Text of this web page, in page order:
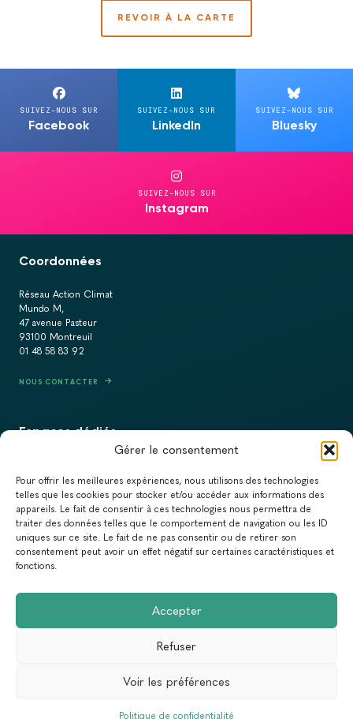
Gérer le consentement
Pour offrir les meilleures expériences, nous utilisons des technologies
telles que les cookies pour stocker et/ou accéder aux informations des
appareils. Le fait de consentir à ces technologies nous permettra de
traiter des données telles que le comportement de navigation ou les ID
uniques sur ce site. Le fait de ne pas consentir ou de retirer son
consentement peut avoir un effet négatif sur certaines caractéristiques et
fonctions.
Accepter
Refuser
Voir les préférences
Politique de confidentialité
REVOIR À LA CARTE
SUIVEZ-NOUS SUR
Facebook
SUIVEZ-NOUS SUR
LinkedIn
SUIVEZ-NOUS SUR
Bluesky
SUIVEZ-NOUS SUR
Instagram
Coordonnées
Réseau Action Climat
Mundo M,
47 avenue Pasteur
93100 Montreuil
01 48 58 83 92
NOUS CONTACTER
Espaces dédiés
RECRUTEMENT
ACTUALITÉS
NEWSLETTER
Newsletter
Abonnez-vous à la newsletter du Réseau Action Climat.
POLITIQUE DE CONFIDENTIALITÉ